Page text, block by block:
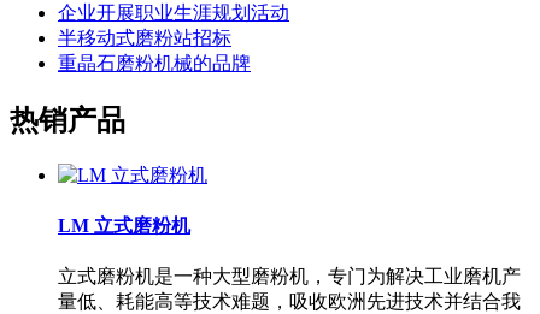
企业开展职业生涯规划活动
半移动式磨粉站招标
重晶石磨粉机械的品牌
热销产品
LM 立式磨粉机
立式磨粉机是一种大型磨粉机，专门为解决工业磨机产
量低、耗能高等技术难题，吸收欧洲先进技术并结合我